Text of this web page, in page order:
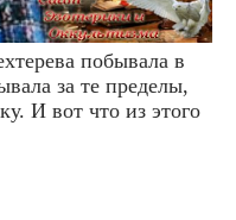
побывала в
за те пределы,
И вот что из этого